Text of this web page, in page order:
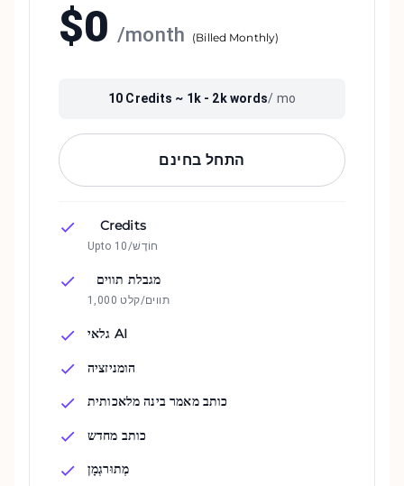
$0 /month (Billed Monthly)
10 Credits ~ 1k - 2kwords/ mo
התחל בחינם
Credits
Upto 10/חוֹדֶשׁ
מגבלת תווים
1,000 תווים/קלט
גלאי AI
הומניזציה
כותב מאמר בינה מלאכותית
כותב מחדש
מְתוּרגְמָן